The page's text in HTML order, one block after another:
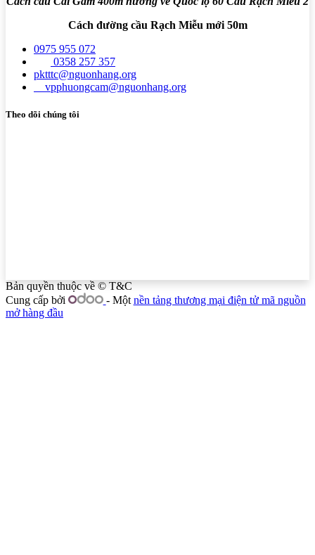
Cách đường cầu Rạch Miễu mới 50m
0975 955 072
0358 257 357
pktttc@nguonhang.org
vpphuongcam@nguonhang.org
Theo dõi chúng tôi
Bản quyền thuộc về © T&C
Cung cấp bởi
- Một nền tảng thương mại điện tử mã nguồn
mở hàng đầu